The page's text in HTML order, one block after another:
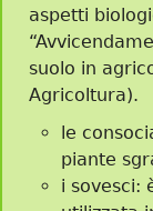
aspetti
suolo in
Agricoltura).
le
piante
i sovesci: